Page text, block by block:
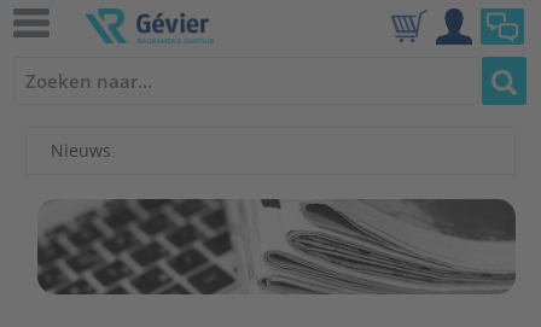
Nieuws